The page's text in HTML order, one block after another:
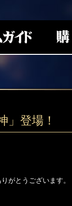
」登場！
がとうございます。